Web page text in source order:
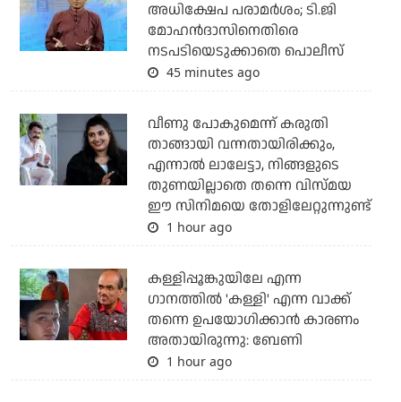
അധിക്ഷേപ പരാമര്‍ശം; ടി.ജി
മോഹന്‍ദാസിനെതിരെ
നടപടിയെടുക്കാതെ പൊലീസ്
45 minutes ago
വീണു പോകുമെന്ന് കരുതി
താങ്ങായി വന്നതായിരിക്കും,
എന്നാല്‍ ലാലേട്ടാ, നിങ്ങളുടെ
തുണയില്ലാതെ തന്നെ വിസ്മയ
ഈ സിനിമയെ തോളിലേറ്റുന്നുണ്ട്
1 hour ago
കള്ളിപ്പൂങ്കുയിലേ എന്ന
ഗാനത്തിൽ 'കള്ളി' എന്ന വാക്ക്
തന്നെ ഉപയോഗിക്കാൻ കാരണം
അതായിരുന്നു: ബേണി
1 hour ago